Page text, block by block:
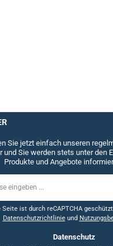
Sie jetzt einfach unseren
und Sie werden stets unter den
Produkte und Angebote
Seite ist durch reCAPTCHA
Datenschutzrichtlinieund
Datenschutz